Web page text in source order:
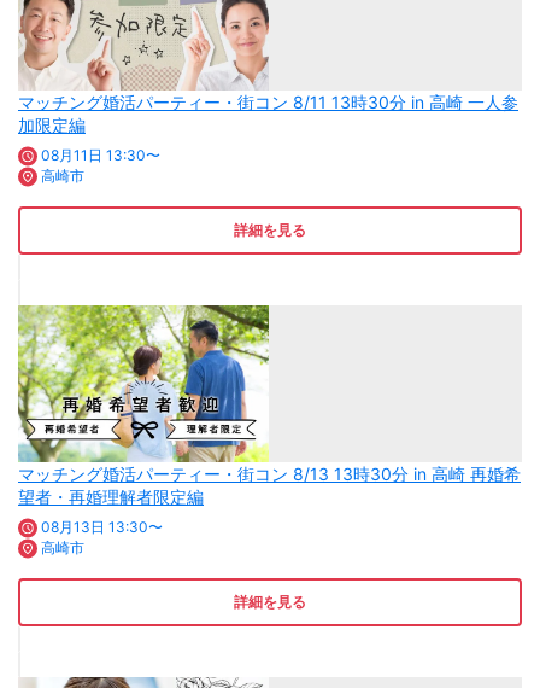
マッチング婚活パーティー・街コン 8/11 13時30分 in 高崎 一人参
加限定編
08月11日 13:30〜
高崎市
詳細を見る
マッチング婚活パーティー・街コン 8/13 13時30分 in 高崎 再婚希
望者・再婚理解者限定編
08月13日 13:30〜
高崎市
詳細を見る